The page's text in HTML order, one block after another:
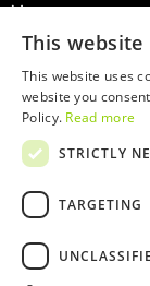
Museos
Agenda
Noticias
Restaurantes
Tarjeta WOW
Grupos y eventos
Servicio educativo
This website
This website uses
website you
Policy. Read more
STRICTLY
TARGETING